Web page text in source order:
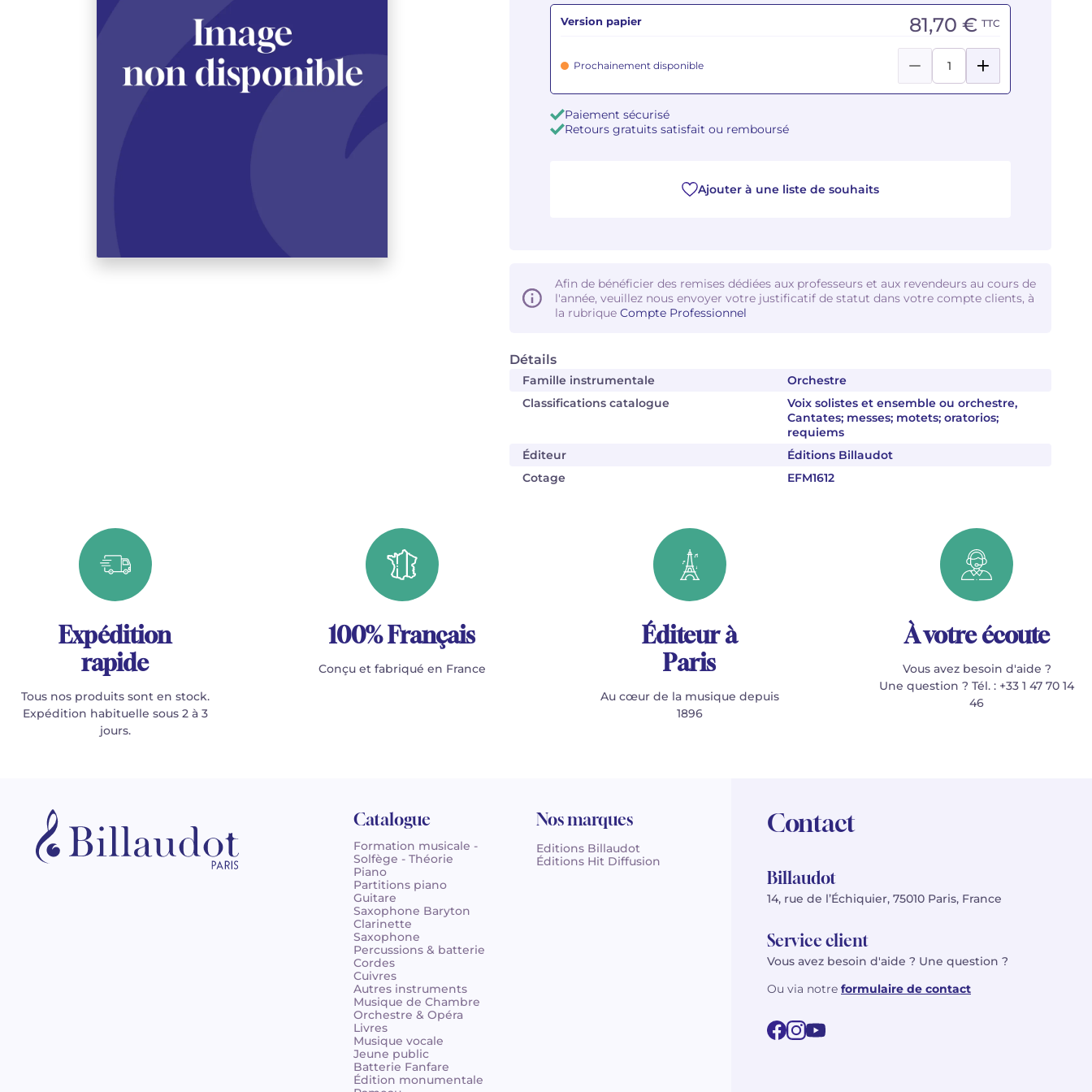
Détails
Famille instrumentale
Orchestre
Classifications catalogue
Voix solistes et ensemble ou orchestre,
Cantates; messes; motets; oratorios;
requiems
Éditeur
Éditions Billaudot
Cotage
EFM1612
Version papier 81,70 € TTC
Prochainement disponible
Paiement sécurisé
Retours gratuits satisfait ou remboursé
Ajouter à une liste de souhaits
Afin de bénéficier des remises dédiées aux professeurs et aux revendeurs au cours de
l'année, veuillez nous envoyer votre justificatif de statut dans votre compte clients, à
la rubrique Compte Professionnel
Expédition
rapide
Tous nos produits sont en stock.
Expédition habituelle sous 2 à 3
jours.
100% Français
Conçu et fabriqué en France
Éditeur à
Paris
Au cœur de la musique depuis
1896
À votre écoute
Vous avez besoin d'aide ?
Une question ? Tél. : +33 1 47 70 14
46
Catalogue
Formation musicale -
Solfège - Théorie
Piano
Partitions piano
Guitare
Saxophone Baryton
Clarinette
Saxophone
Percussions & batterie
Cordes
Cuivres
Autres instruments
Musique de Chambre
Orchestre & Opéra
Livres
Musique vocale
Jeune public
Batterie Fanfare
Édition monumentale
Nos marques
Editions Billaudot
Éditions Hit Diffusion
Contact
Billaudot
14, rue de l’Échiquier, 75010 Paris, France
Service client
Vous avez besoin d'aide ? Une question ?
Ou via notre formulaire de contact